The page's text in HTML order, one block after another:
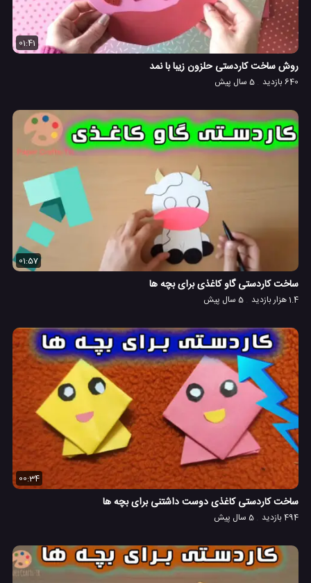
01:41
روش ساخت کاردستی حلزون زیبا با نمد
640 بازدید 5 سال پیش
01:57
ساخت کاردستی گاو کاغذی برای بچه ها
1.4 هزار بازدید 5 سال پیش
00:34
ساخت کاردستی کاغذی دوست داشتنی برای بچه ها
494 بازدید 5 سال پیش